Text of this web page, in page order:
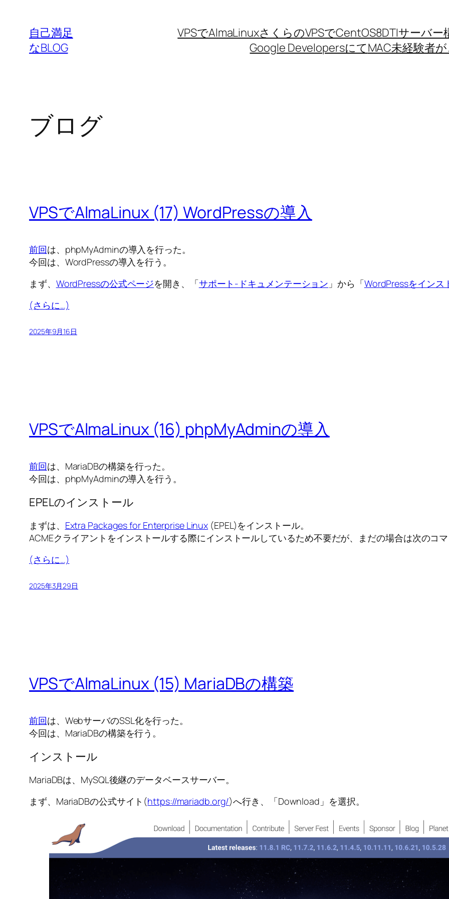
自己満足
なBLOG
VPSでAlmaLinuxさくらのVPSでCentOS8DTIサーバー
Google DevelopersにてMAC未経験者
ブログ
VPSでAlmaLinux (17) WordPressの導入
前回は、phpMyAdminの導入を行った。
今回は、WordPressの導入を行う。
まず、 WordPressの公式ページを開き、「サポート-ドキュメンテーション 」から「WordPressをインス
(さらに…)
2025年9月16日
VPSでAlmaLinux (16) phpMyAdminの導入
前回は、MariaDBの構築を行った。
今回は、phpMyAdminの導入を行う。
EPELのインストール
まずは、 Extra Packages for Enterprise Linux (EPEL)をインストール。
ACMEクライアントをインストールする際にインストールしているため不要だが、まだの場合は次のコマ
(さらに…)
2025年3月29日
VPSでAlmaLinux (15) MariaDBの構築
前回は、WebサーバのSSL化を行った。
今回は、MariaDBの構築を行う。
インストール
MariaDBは、MySQL後継のデータベースサーバー。
まず、MariaDBの公式サイト(https://mariadb.org/)へ行き、「Download」を選択。